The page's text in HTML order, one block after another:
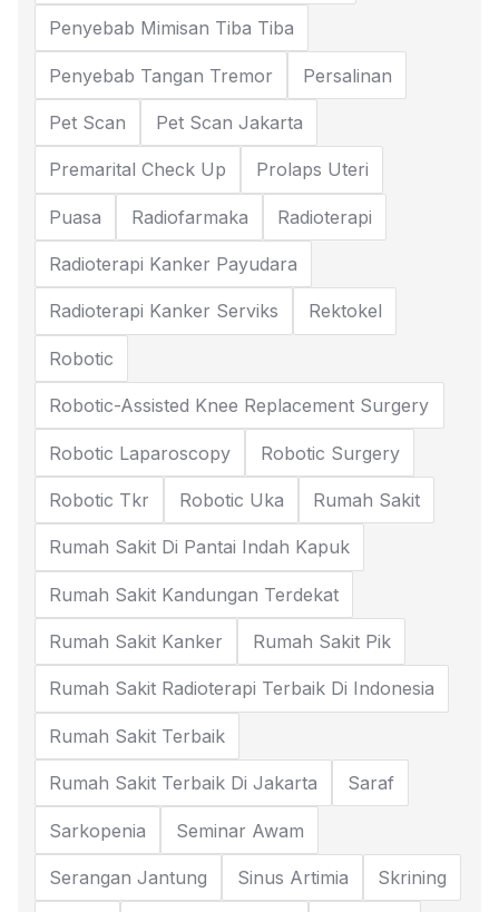
Penyebab Mimisan Tiba Tiba
Penyebab Tangan Tremor Persalinan
Pet Scan Pet Scan Jakarta
Premarital Check Up Prolaps Uteri
Puasa Radiofarmaka Radioterapi
Radioterapi Kanker Payudara
Radioterapi Kanker Serviks Rektokel
Robotic
Robotic-Assisted Knee Replacement Surgery
Robotic Laparoscopy Robotic Surgery
Robotic Tkr Robotic Uka Rumah Sakit
Rumah Sakit Di Pantai Indah Kapuk
Rumah Sakit Kandungan Terdekat
Rumah Sakit Kanker Rumah Sakit Pik
Rumah Sakit Radioterapi Terbaik Di Indonesia
Rumah Sakit Terbaik
Rumah Sakit Terbaik Di Jakarta Saraf
Sarkopenia Seminar Awam
Serangan Jantung Sinus Artimia Skrining